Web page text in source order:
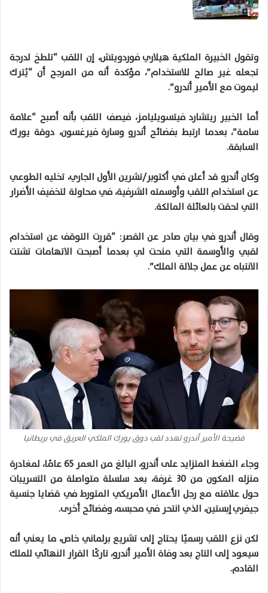
وتقول الخبيرة الملكية هيلاري فوردويتش، إن اللقب “تلطخ لدرجة
تجعله غير صالح للاستخدام”، مؤكدة أنه من المرجح أن “يُترك
ليموت مع الأمير أندرو”.
أما الخبير ريتشارد فيتسويليامز، فيصف اللقب بأنه أصبح “علامة
سامة”، بعدما ارتبط بفضائح أندرو وسارة فيرغسون، دوقة يورك
السابقة.
وكان أندرو قد أعلن في أكتوبر/تشرين الأول الجاري، تخليه الطوعي
عن استخدام اللقب وأوسمته الشرفية، في محاولة لتخفيف الأضرار
التي لحقت بالعائلة المالكة.
وقال أندرو في بيان صادر عن القصر: “قررت التوقف عن استخدام
لقبي والأوسمة التي منحت لي بعدما أصبحت الاتهامات تشتت
الانتباه عن عمل جلالة الملك”.
فضيحة الأمير أندرو تهدد لقب دوق يورك الملكي العريق في بريطانيا
وجاء الضغط المتزايد على أندرو، البالغ من العمر 65 عامًا، لمغادرة
منزله المكون من 30 غرفة، بعد سلسلة متواصلة من التسريبات
حول علاقته مع رجل الأعمال الأمريكي المتورط في قضايا جنسية
جيفري إبستين، الذي انتحر في محبسه، وفضائح أخرى.
لكن نزع اللقب رسميًا يحتاج إلى تشريع برلماني خاص، ما يعني أنه
سيعود إلى التاج بعد وفاة الأمير أندرو، تاركًا القرار النهائي للملك
القادم.